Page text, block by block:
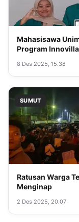
Mahasisawa
Program
8 Des 2025, 15.38
SUMUT
Ratusan Warga
Menginap
2 Des 2025, 20.07